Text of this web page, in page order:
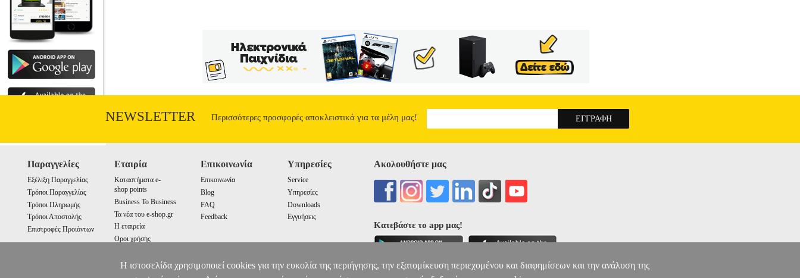
NEWSLETTER Περισσότερες προσφορές αποκλειστικά για τα μέλη μας!
Παραγγελίες
Εξέλιξη Παραγγελίας
Τρόποι Παραγγελίας
Τρόποι Πληρωμής
Τρόποι Αποστολής
Επιστροφές Προιόντων
Εταιρία
Καταστήματα e-
shop points
Business To Business
Τα νέα του e-shop.gr
Η εταιρεία
Οροι χρήσης
Επικοινωνία
Επικοινωνία
Blog
FAQ
Feedback
Υπηρεσίες
Service
Υπηρεσίες
Downloads
Εγγυήσεις
Ακολουθήστε μας
Κατεβάστε το app μας!
Η ιστοσελίδα χρησιμοποιεί cookies για την ευκολία της περιήγησης, την εξατομίκευση περιεχομένου και διαφημίσεων και την ανάλυση της